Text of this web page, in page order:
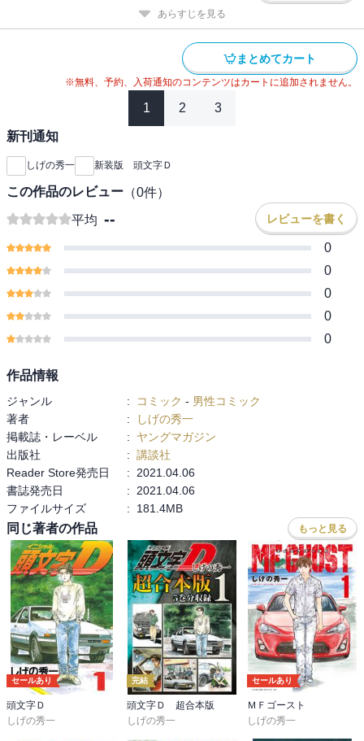
あらすじを見る
まとめてカート
※無料、予約、入荷通知のコンテンツはカートに追加されません。
1 2 3
新刊通知
しげの秀一 新装版 頭文字Ｄ
この作品のレビュー （0件）
平均 -- レビューを書く
0
0
0
0
0
作品情報
ジャンル : コミック - 男性コミック
著者
:
しげの秀一
掲載誌・レーベル
:
ヤングマガジン
出版社
: 講談社
Reader Store発売日
:
2021.04.06
書誌発売日
:
2021.04.06
ファイルサイズ
: 181.4MB
同じ著者の作品 もっと見る
セールあり
頭文字Ｄ
しげの秀一
完結
頭文字Ｄ 超合本版
しげの秀一
セールあり
ＭＦゴースト
しげの秀一